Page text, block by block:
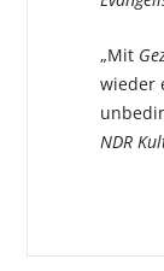
„Mit
wieder
NDR